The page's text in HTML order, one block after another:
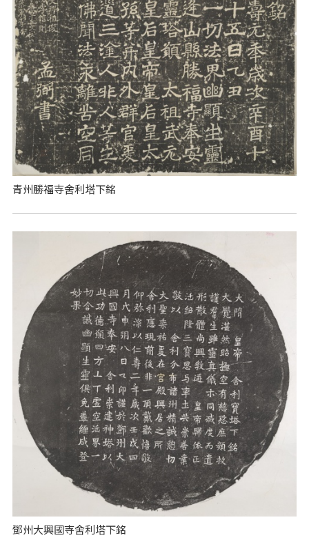
青州勝福寺舍利塔下銘
鄧州大興國寺舍利塔下銘